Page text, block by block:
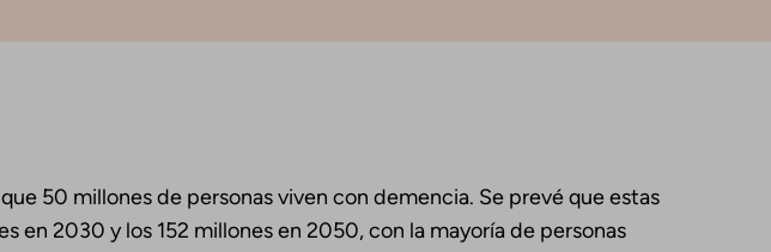
50 millones de personas viven con demencia. Se prevé que estas
en 2030 y los 152 millones en 2050, con la mayoría de personas